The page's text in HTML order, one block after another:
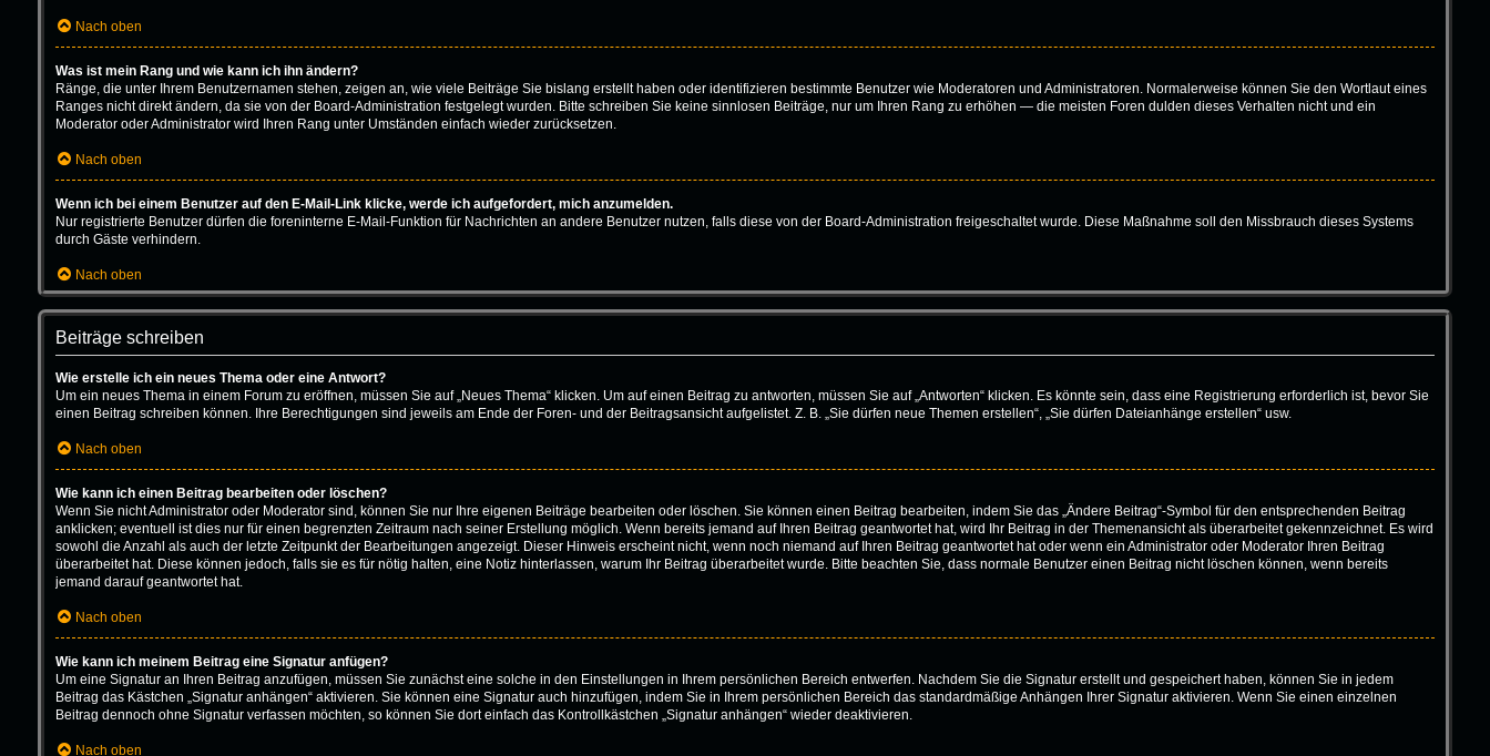
Nach oben
Was ist mein Rang und wie kann ich ihn ändern?
Ränge, die unter Ihrem Benutzernamen stehen, zeigen an, wie viele Beiträge Sie bislang erstellt haben oder identifizieren bestimmte Benutzer wie Moderatoren und Administratoren. Normalerweise können Sie den Wortlaut eines
Ranges nicht direkt ändern, da sie von der Board-Administration festgelegt wurden. Bitte schreiben Sie keine sinnlosen Beiträge, nur um Ihren Rang zu erhöhen — die meisten Foren dulden dieses Verhalten nicht und ein
Moderator oder Administrator wird Ihren Rang unter Umständen einfach wieder zurücksetzen.
Nach oben
Wenn ich bei einem Benutzer auf den E-Mail-Link klicke, werde ich aufgefordert, mich anzumelden.
Nur registrierte Benutzer dürfen die foreninterne E-Mail-Funktion für Nachrichten an andere Benutzer nutzen, falls diese von der Board-Administration freigeschaltet wurde. Diese Maßnahme soll den Missbrauch dieses Systems
durch Gäste verhindern.
Nach oben
Beiträge schreiben
Wie erstelle ich ein neues Thema oder eine Antwort?
Um ein neues Thema in einem Forum zu eröffnen, müssen Sie auf „Neues Thema“ klicken. Um auf einen Beitrag zu antworten, müssen Sie auf „Antworten“ klicken. Es könnte sein, dass eine Registrierung erforderlich ist, bevor Sie
einen Beitrag schreiben können. Ihre Berechtigungen sind jeweils am Ende der Foren- und der Beitragsansicht aufgelistet. Z. B. „Sie dürfen neue Themen erstellen“, „Sie dürfen Dateianhänge erstellen“ usw.
Nach oben
Wie kann ich einen Beitrag bearbeiten oder löschen?
Wenn Sie nicht Administrator oder Moderator sind, können Sie nur Ihre eigenen Beiträge bearbeiten oder löschen. Sie können einen Beitrag bearbeiten, indem Sie das „Ändere Beitrag“-Symbol für den entsprechenden Beitrag
anklicken; eventuell ist dies nur für einen begrenzten Zeitraum nach seiner Erstellung möglich. Wenn bereits jemand auf Ihren Beitrag geantwortet hat, wird Ihr Beitrag in der Themenansicht als überarbeitet gekennzeichnet. Es wird
sowohl die Anzahl als auch der letzte Zeitpunkt der Bearbeitungen angezeigt. Dieser Hinweis erscheint nicht, wenn noch niemand auf Ihren Beitrag geantwortet hat oder wenn ein Administrator oder Moderator Ihren Beitrag
überarbeitet hat. Diese können jedoch, falls sie es für nötig halten, eine Notiz hinterlassen, warum Ihr Beitrag überarbeitet wurde. Bitte beachten Sie, dass normale Benutzer einen Beitrag nicht löschen können, wenn bereits
jemand darauf geantwortet hat.
Nach oben
Wie kann ich meinem Beitrag eine Signatur anfügen?
Um eine Signatur an Ihren Beitrag anzufügen, müssen Sie zunächst eine solche in den Einstellungen in Ihrem persönlichen Bereich entwerfen. Nachdem Sie die Signatur erstellt und gespeichert haben, können Sie in jedem
Beitrag das Kästchen „Signatur anhängen“ aktivieren. Sie können eine Signatur auch hinzufügen, indem Sie in Ihrem persönlichen Bereich das standardmäßige Anhängen Ihrer Signatur aktivieren. Wenn Sie einen einzelnen
Beitrag dennoch ohne Signatur verfassen möchten, so können Sie dort einfach das Kontrollkästchen „Signatur anhängen“ wieder deaktivieren.
Nach oben